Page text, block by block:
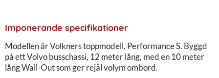
Imponerande specifikationer
Modellen är Volkners toppmodell, Performance S. Byggd
på ett Volvo busschassi, 12 meter lång, med en 10 meter
lång Wall-Out som ger rejäl volym ombord.